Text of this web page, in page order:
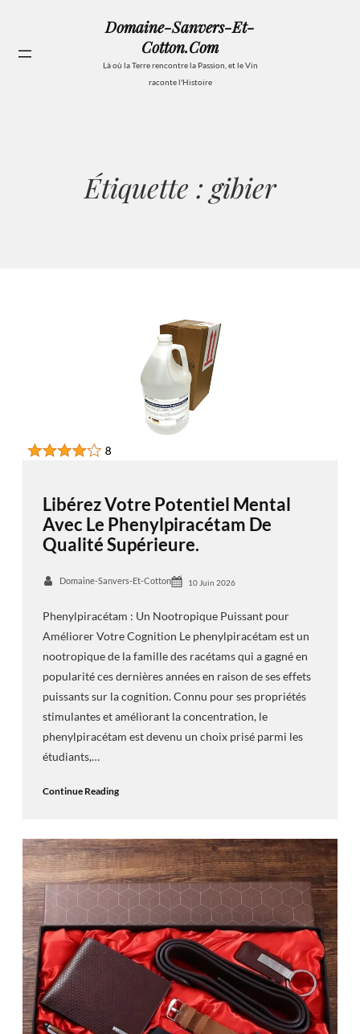
contenu
Domaine-Sanvers-Et-
Cotton.com
Là où la Terre rencontre la Passion, et le Vin
raconte l'Histoire
Étiquette : gibier
Libérez Votre Potentiel Mental
Avec Le Phenylpiracétam De
Qualité Supérieure.
Domaine-Sanvers-Et-Cotton 10 Juin 2026
Phenylpiracétam : Un Nootropique Puissant pour
Améliorer Votre Cognition Le phenylpiracétam est un
nootropique de la famille des racétams qui a gagné en
popularité ces dernières années en raison de ses effets
puissants sur la cognition. Connu pour ses propriétés
stimulantes et améliorant la concentration, le
phenylpiracétam est devenu un choix prisé parmi les
étudiants,…
Continue Reading